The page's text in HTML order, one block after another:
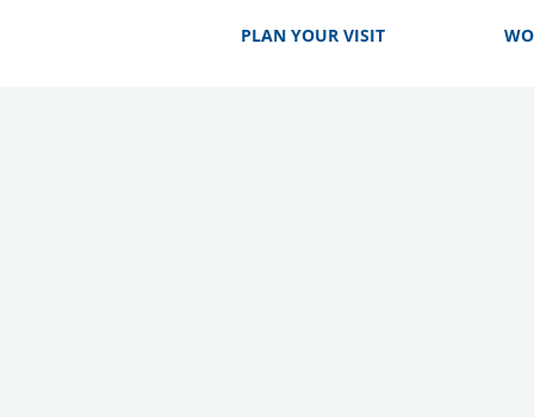
PLAN YOUR VISIT